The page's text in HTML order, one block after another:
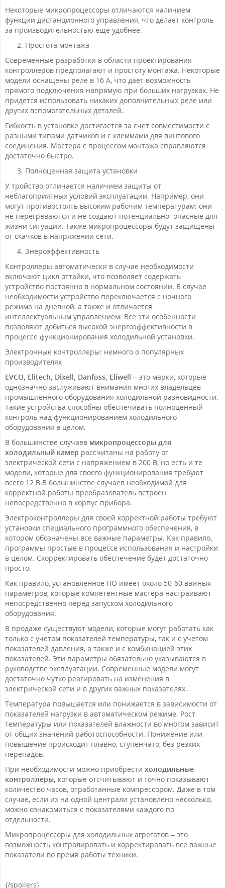
Некоторые микропроцессоры отличаются наличием
функции дистанционного управления, что делает контроль
за производительностью еще удобнее.
Простота монтажа
Современные разработки в области проектирования
контроллеров предполагают и простоту монтажа. Некоторые
модели оснащены реле в 16 А, что дает возможность
прямого подключения напрямую при больших нагрузках. Не
придется использовать никаких дополнительных реле или
других вспомогательных деталей.
Гибкость в установке достигается за счет совместимости с
разными типами датчиков и с клеммами для винтового
соединения. Мастера с процессом монтажа справляются
достаточно быстро.
Полноценная защита установки
У тройство отличается наличием защиты от
неблагоприятных условий эксплуатации. Например, они
могут противостоять высоким рабочим температурам: они
не перегреваются и не создают потенциально опасные для
жизни ситуации. Также микропроцессоры будут защищены
от скачков в напряжении сети.
Энероэффективность
Контроллеры автоматически в случае необходимости
включают цикл оттайки, что позволяет содержать
устройство постоянно в нормальном состоянии. В случае
необходимости устройство переключается с ночного
режима на дневной, а также и отличается
интеллектуальным управлением. Все эти особенности
позволяют добиться высокой энергоэффективности в
процессе функционирования холодильной установки.
Электронные контроллеры: немного о популярных
производителях
EVCO, Elitech, Dixell, Danfoss, Eliwell – это марки, которые
однозначно заслуживают внимания многих владельцев
промышленного оборудования холодильной разновидности.
Такие устройства способны обеспечивать полноценный
контроль над функционированием холодильного
оборудования в целом.
В большинстве случаев микропроцессоры для
холодильный камер рассчитаны на работу от
электрической сети с напряжением в 200 В, но есть и те
модели, которые для своего функционирования требуют
всего 12 В.В большинстве случаев необходимой для
корректной работы преобразователь встроен
непосредственно в корпус прибора.
Электроконтроллеры для своей корректной работы требуют
установки специального программного обеспечения, в
котором обозначены все важные параметры. Как правило,
программы простые в процессе использования и настройки
в целом. Скорректировать обеспечение будет достаточно
просто.
Как правило, установленное ПО имеет около 50-60 важных
параметров, которые компетентные мастера настраивают
непосредственно перед запуском холодильного
оборудования.
В продаже существуют модели, которые могут работать как
только с учетом показателей температуры, так и с учетом
показателей давления, а также и с комбинацией этих
показателей. Эти параметры обязательно указываются в
руководстве эксплуатации. Современные модели могут
достаточно чутко реагировать на изменения в
электрической сети и в других важных показателях.
Температура повышается или понижается в зависимости от
показателей нагрузки в автоматическом режиме. Рост
температуры или показателей влажности во многом зависит
от общих значений работоспособности. Понижение или
повышение происходит плавно, ступенчато, без резких
перепадов.
При необходимости можно приобрести холодильные
контроллеры, которые отсчитывают и точно показывают
количество часов, отработанные компрессором. Даже в том
случае, если их на одной централи установлено несколько,
можно ознакомиться с показателями каждого по
отдельности.
Микропроцессоры для холодильных агрегатов – это
возможность контролировать и корректировать все важные
показатели во время работы техники.
{/spoilers}